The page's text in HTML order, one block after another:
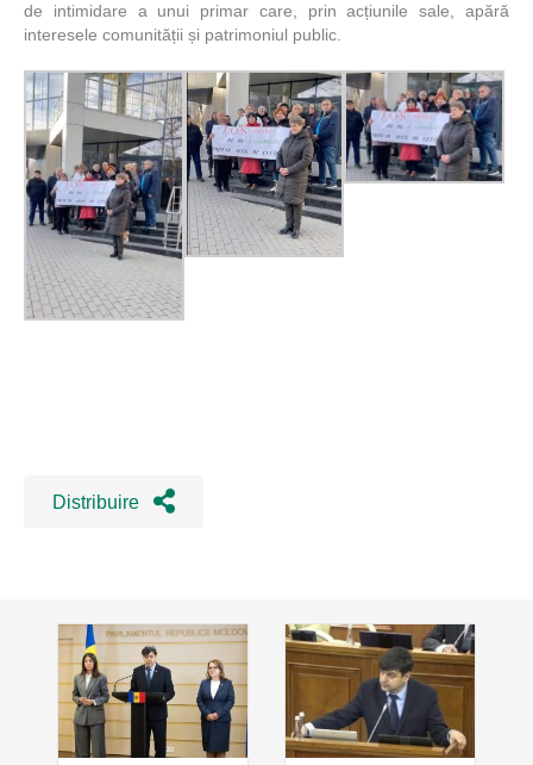
de intimidare a unui primar care, prin acțiunile sale, apără
interesele comunității și patrimoniul public.
Distribuire